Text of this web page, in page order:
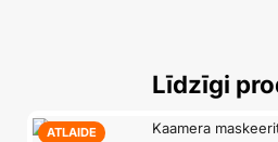
Līdzīgi
ATLAIDE